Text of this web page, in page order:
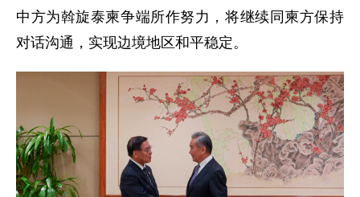
中方为斡旋泰柬争端所作努力，将继续同柬方保持
对话沟通，实现边境地区和平稳定。